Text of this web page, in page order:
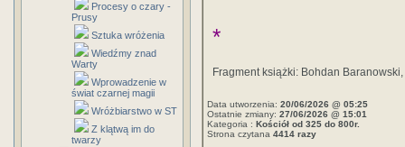
Procesy o czary -
Prusy
Sztuka wróżenia
Wiedźmy znad
Warty
Wprowadzenie w
świat czarnej magii
Wróżbiarstwo w ST
Z klątwą im do
twarzy
*
Fragment książki: Bohdan
Data utworzenia: 20/06/2026 @ 05:25
Ostatnie zmiany: 27/06/2026 @ 15:01
Kategoria : Kościół od 325 do 800r.
Strona czytana 4414 razy